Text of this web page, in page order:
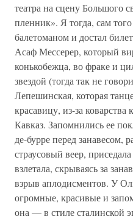
театра на сцену Большого
пленник». Я тогда, сам
балетоманом и достал
Асаф Мессерер, который
конькобежца, во фраке и
звездой (тогда так не
Лепешинская, которая
красавицу, из-за
Кавказ. Запомнились ее
де-бурре перед занавесом,
страусовый веер,
взлетала, скрываясь за
взрыв аплодисментов. У
огромные, красивые и
она — в стиле сталинской